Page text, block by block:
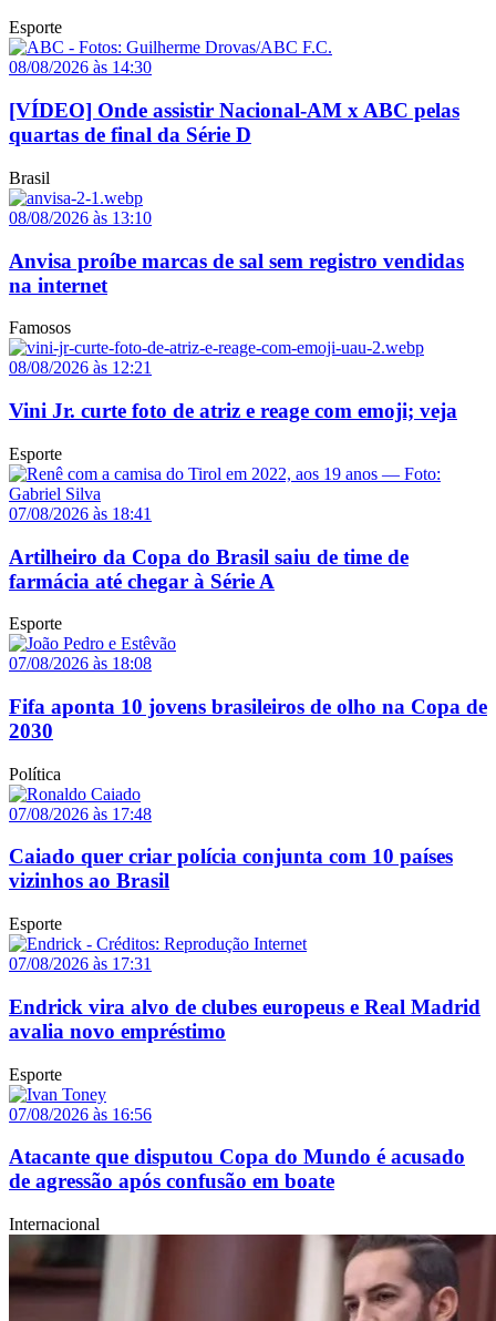
Esporte
08/08/2026 às 14:30
[VÍDEO] Onde assistir Nacional-AM x ABC pelas
quartas de final da Série D
Brasil
08/08/2026 às 13:10
Anvisa proíbe marcas de sal sem registro vendidas
na internet
Famosos
08/08/2026 às 12:21
Vini Jr. curte foto de atriz e reage com emoji; veja
Esporte
07/08/2026 às 18:41
Artilheiro da Copa do Brasil saiu de time de
farmácia até chegar à Série A
Esporte
07/08/2026 às 18:08
Fifa aponta 10 jovens brasileiros de olho na Copa de
2030
Política
07/08/2026 às 17:48
Caiado quer criar polícia conjunta com 10 países
vizinhos ao Brasil
Esporte
07/08/2026 às 17:31
Endrick vira alvo de clubes europeus e Real Madrid
avalia novo empréstimo
Esporte
07/08/2026 às 16:56
Atacante que disputou Copa do Mundo é acusado
de agressão após confusão em boate
Internacional